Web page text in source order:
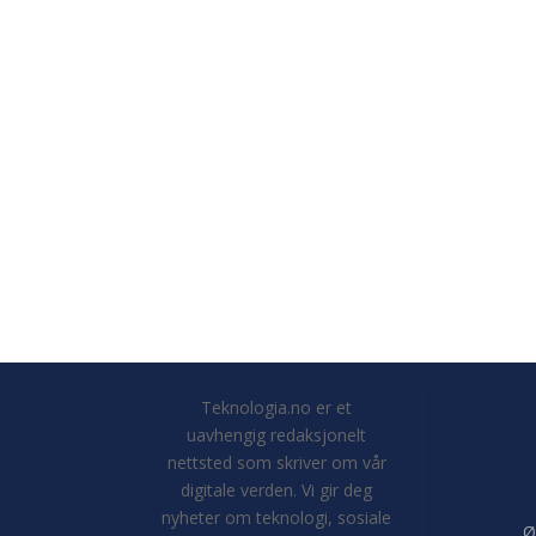
Teknologia.no er et
uavhengig redaksjonelt
nettsted som skriver om vår
digitale verden. Vi gir deg
nyheter om teknologi, sosiale